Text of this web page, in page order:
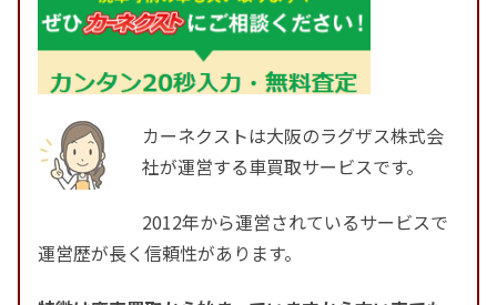
カーネクストは大阪のラグザス株式会
社が運営する車買取サービスです。
2012年から運営されているサービスで
運営歴が長く信頼性があります。